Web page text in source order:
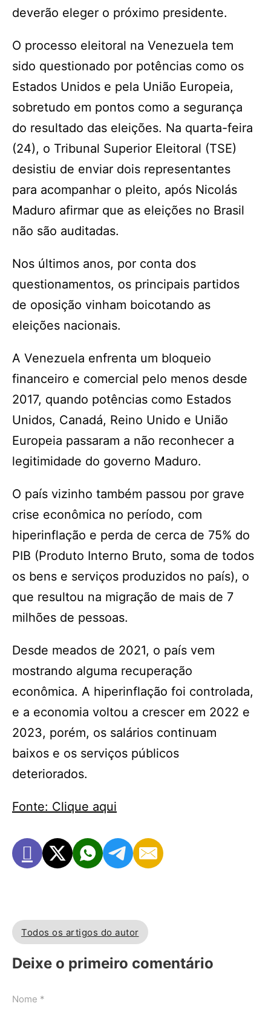
deverão eleger o próximo presidente.
O processo eleitoral na Venezuela tem
sido questionado por potências como os
Estados Unidos e pela União Europeia,
sobretudo em pontos como a segurança
do resultado das eleições. Na quarta-feira
(24), o Tribunal Superior Eleitoral (TSE)
desistiu de enviar dois representantes
para acompanhar o pleito, após Nicolás
Maduro afirmar que as eleições no Brasil
não são auditadas.
Nos últimos anos, por conta dos
questionamentos, os principais partidos
de oposição vinham boicotando as
eleições nacionais.
A Venezuela enfrenta um bloqueio
financeiro e comercial pelo menos desde
2017, quando potências como Estados
Unidos, Canadá, Reino Unido e União
Europeia passaram a não reconhecer a
legitimidade do governo Maduro.
O país vizinho também passou por grave
crise econômica no período, com
hiperinflação e perda de cerca de 75% do
PIB (Produto Interno Bruto, soma de todos
os bens e serviços produzidos no país), o
que resultou na migração de mais de 7
milhões de pessoas.
Desde meados de 2021, o país vem
mostrando alguma recuperação
econômica. A hiperinflação foi controlada,
e a economia voltou a crescer em 2022 e
2023, porém, os salários continuam
baixos e os serviços públicos
deteriorados.
Fonte: Clique aqui
Todos os artigos do autor
Deixe o primeiro comentário
Nome *